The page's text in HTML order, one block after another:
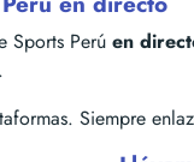
Sports Perú en
Siempre